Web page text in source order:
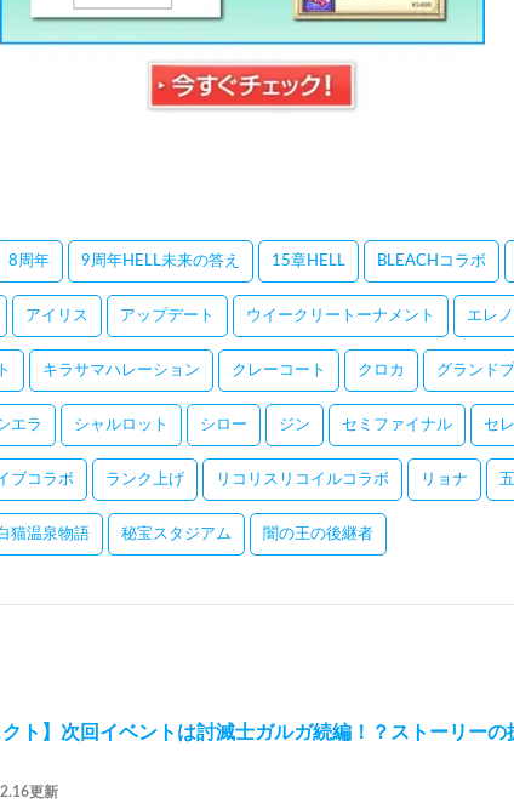
8周年 9周年HELL未来の答え 15章HELL BLEACHコラボ
アイリス アップデート ウイークリートーナメント エレ
キラサマハレーション クレーコート クロカ グランド
エラ シャルロット シロー ジン セミファイナル セ
ブコラボ ランク上げ リコリスリコイルコラボ リョナ
猫温泉物語 秘宝スタジアム 闇の王の後継者
クト】次回イベントは討滅士ガルガ続編！？ストーリー
更新